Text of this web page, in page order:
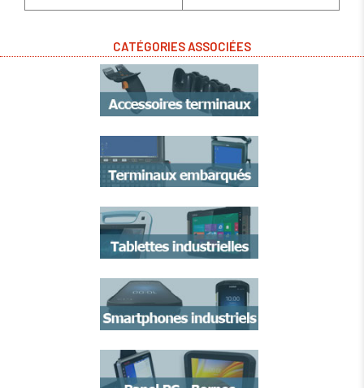
CATÉGORIES ASSOCIÉES